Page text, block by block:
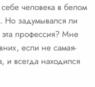
человека в белом
Но задумывался ли
эта профессия? Мне
если не самая-
и всегда находился